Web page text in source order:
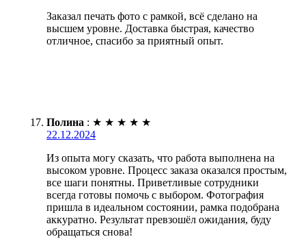
Заказал печать фото с рамкой, всё сделано на
высшем уровне. Доставка быстрая, качество
отличное, спасибо за приятный опыт.
Полина : ★ ★ ★ ★ ★
22.12.2024
Из опыта могу сказать, что работа выполнена на
высоком уровне. Процесс заказа оказался простым,
все шаги понятны. Приветливые сотрудники
всегда готовы помочь с выбором. Фотография
пришла в идеальном состоянии, рамка подобрана
аккуратно. Результат превзошёл ожидания, буду
обращаться снова!